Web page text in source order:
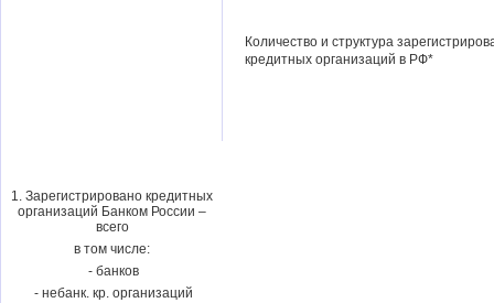
Количество и структура
кредитных организаций в РФ*
1. Зарегистрировано кредитных
организаций Банком России –
всего
в том числе:
- банков
- небанк. кр. организаций